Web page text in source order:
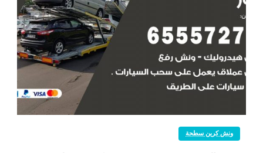
ونش كرين سطحة